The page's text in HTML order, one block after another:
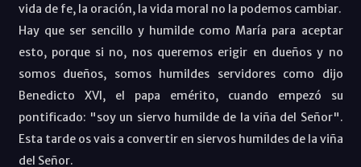
vida de fe, la oración, la vida moral no la podemos cambiar.
Hay que ser sencillo y humilde como María para aceptar
esto, porque si no, nos queremos erigir en dueños y no
somos dueños, somos humildes servidores como dijo
Benedicto XVI, el papa emérito, cuando empezó su
pontificado: "soy un siervo humilde de la viña del Señor".
Esta tarde os vais a convertir en siervos humildes de la viña
del Señor.